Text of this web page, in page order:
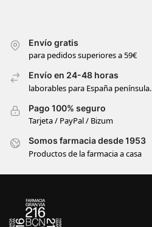
Envío gratis
para pedidos superiores a 59€
Envío en 24-48 horas
laborables para España península.
Pago 100% seguro
Tarjeta / PayPal / Bizum
Somos farmacia desde 1953
Productos de la farmacia a casa